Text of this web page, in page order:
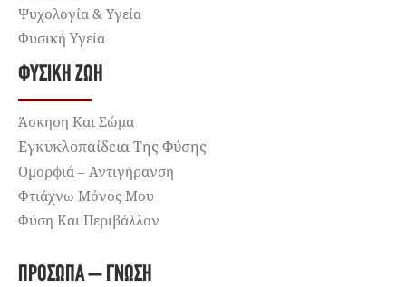
Ψυχολογία & Υγεία
Φυσική Υγεία
ΦΥΣΙΚΉ ΖΩΉ
Άσκηση Και Σώμα
Εγκυκλοπαίδεια Της Φύσης
Ομορφιά – Αντιγήρανση
Φτιάχνω Μόνος Μου
Φύση Και Περιβάλλον
ΠΡΌΣΩΠΑ – ΓΝΏΣΗ